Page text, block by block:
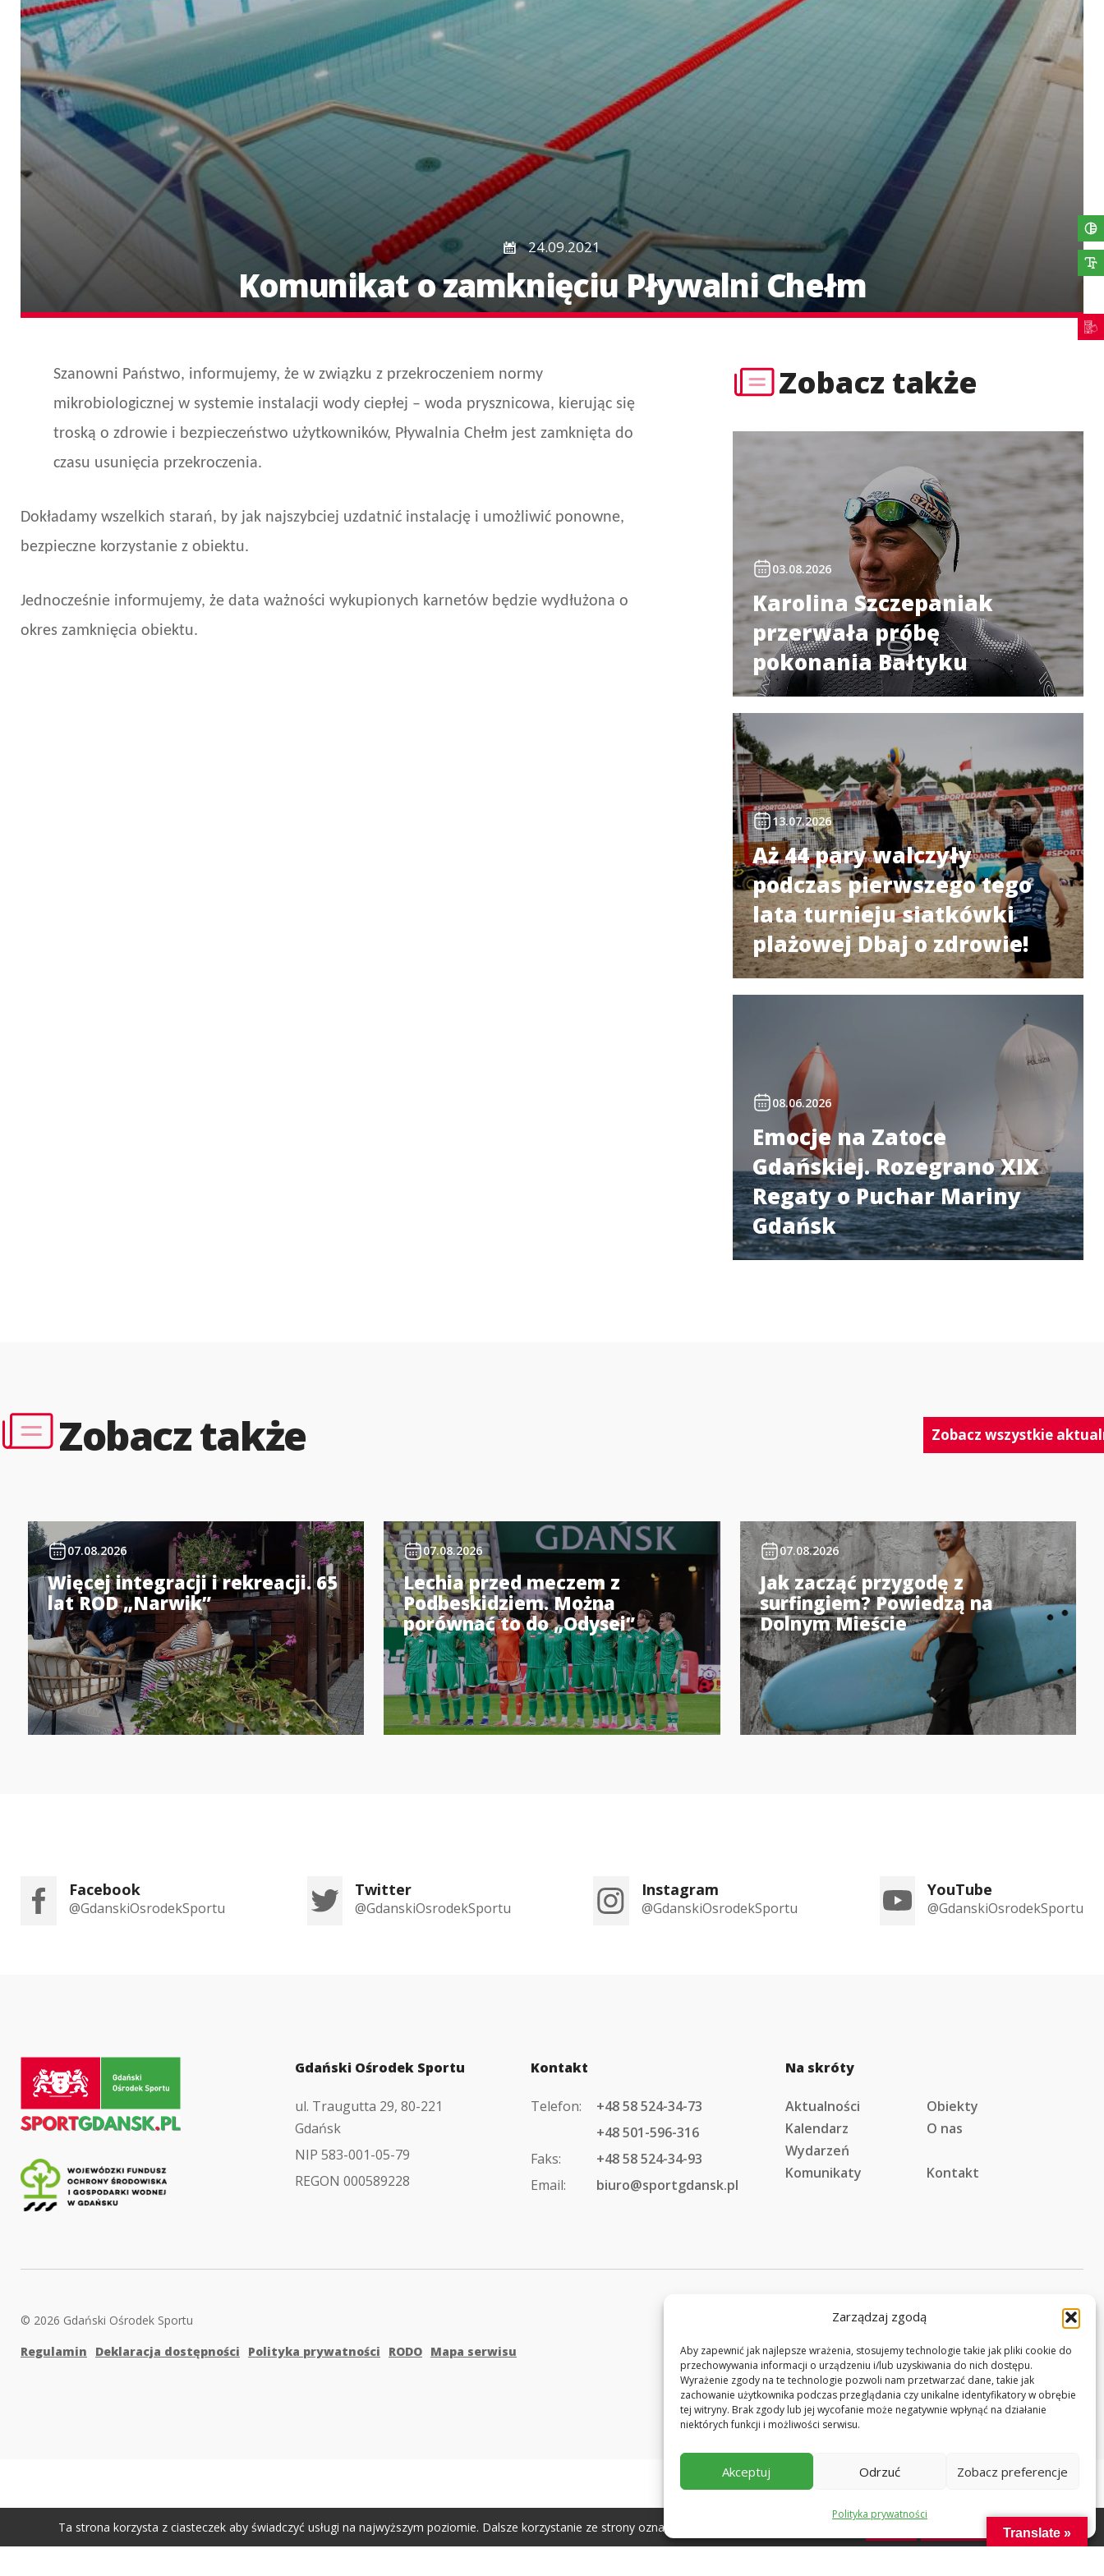
Zarządzaj zgodą
Aby zapewnić jak najlepsze wrażenia, stosujemy technologie takie jak pliki cookie do
przechowywania informacji o urządzeniu i/lub uzyskiwania do nich dostępu.
Wyrażenie zgody na te technologie pozwoli nam przetwarzać dane, takie jak
zachowanie użytkownika podczas przeglądania czy unikalne identyfikatory w obrębie
tej witryny. Brak zgody lub jej wycofanie może negatywnie wpłynąć na działanie
niektórych funkcji i możliwości serwisu.
Akceptuj Odrzuć Zobacz preferencje
Polityka prywatności
24.09.2021
Komunikat o zamknięciu Pływalni Chełm
Szanowni Państwo, informujemy, że w związku z przekroczeniem normy
mikrobiologicznej w systemie instalacji wody ciepłej – woda prysznicowa, kierując się
troską o zdrowie i bezpieczeństwo użytkowników, Pływalnia Chełm jest zamknięta do
czasu usunięcia przekroczenia.
Dokładamy wszelkich starań, by jak najszybciej uzdatnić instalację i umożliwić ponowne,
bezpieczne korzystanie z obiektu.
Jednocześnie informujemy, że data ważności wykupionych karnetów będzie wydłużona o
okres zamknięcia obiektu.
Zobacz także
03.08.2026
Karolina Szczepaniak
przerwała próbę
pokonania Bałtyku
13.07.2026
Aż 44 pary walczyły
podczas pierwszego tego
lata turnieju siatkówki
plażowej Dbaj o zdrowie!
08.06.2026
Emocje na Zatoce
Gdańskiej. Rozegrano XIX
Regaty o Puchar Mariny
Gdańsk
Zobacz także Zobacz wszystkie
07.08.2026
Więcej integracji i rekreacji. 65
lat ROD „Narwik”
07.08.2026
Lechia przed meczem z
Podbeskidziem. Można
porównać to do „Odysei”
07.08.2026
Jak zacząć przygodę z
surfingiem? Powiedzą na
Dolnym Mieście
Facebook
@GdanskiOsrodekSportu
Twitter
@GdanskiOsrodekSportu
Instagram
@GdanskiOsrodekSportu
YouTube
@GdanskiOsrodekSportu
strony
Gdański Ośrodek Sportu
ul. Traugutta 29, 80-221
Gdańsk
NIP 583-001-05-79
REGON 000589228
Kontakt
Telefon:
+48 58 524-34-73
+48 501-596-316
Faks:
+48 58 524-34-93
Email:
biuro@sportgdansk.pl
Na skróty
Aktualności
Obiekty
Kalendarz
Wydarzeń
O nas
Komunikaty Kontakt
© 2026 Gdański Ośrodek Sportu
Regulamin
Deklaracja dostępności Polityka prywatności RODO Mapa serwisu Projekt i realizacja:Tworzenie stron - Noveo
Ta strona korzysta z ciasteczek aby świadczyć usługi na najwyższym poziomie. Dalsze korzystanie ze strony oznacza, że zgadzasz się na ich użycie. Polityka prywatnościTranslate »